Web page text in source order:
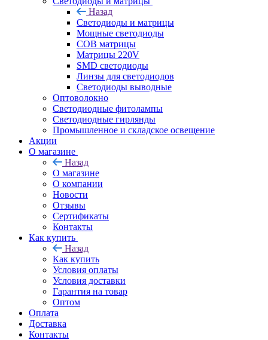
Назад
Светодиоды и матрицы
Мощные светодиоды
COB матрицы
Матрицы 220V
SMD светодиоды
Линзы для светодиодов
Светодиоды выводные
Оптоволокно
Светодиодные фитолампы
Светодиодные гирлянды
Промышленное и складское освещение
Акции
О магазине
Назад
О магазине
О компании
Новости
Отзывы
Сертификаты
Контакты
Как купить
Назад
Как купить
Условия оплаты
Условия доставки
Гарантия на товар
Оптом
Оплата
Доставка
Контакты